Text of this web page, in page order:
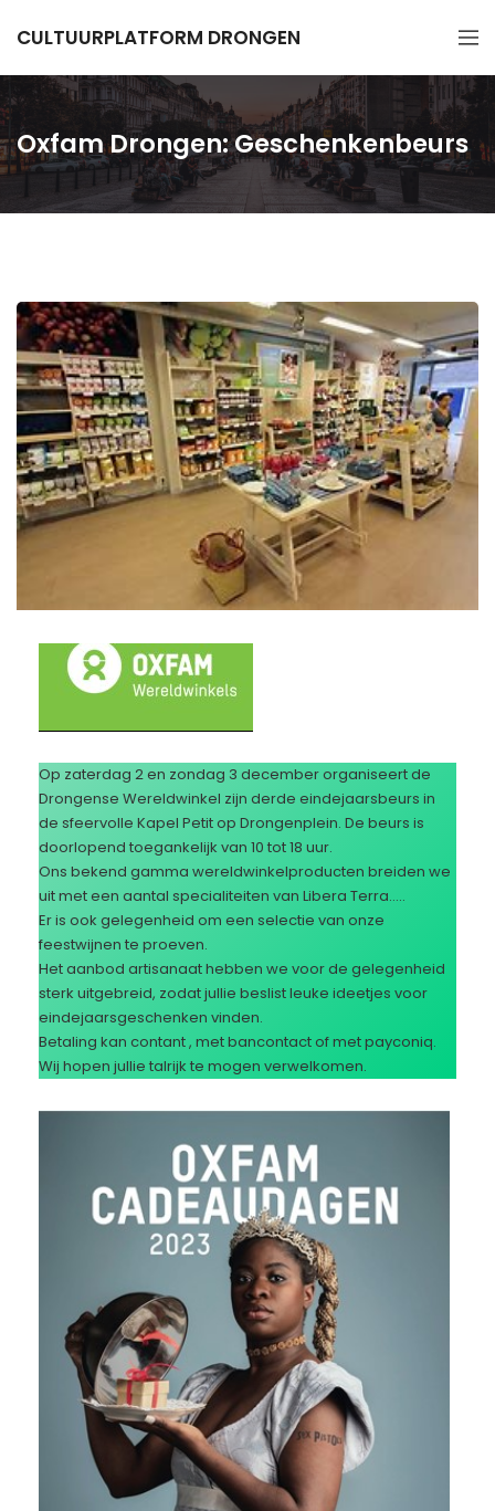
CULTUURPLATFORM DRONGEN
Oxfam Drongen: Geschenkenbeurs
Op zaterdag 2 en zondag 3 december organiseert de
Drongense Wereldwinkel zijn derde eindejaarsbeurs in
de sfeervolle Kapel Petit op Drongenplein. De beurs is
doorlopend toegankelijk van 10 tot 18 uur.
Ons bekend gamma wereldwinkelproducten breiden we
uit met een aantal specialiteiten van Libera Terra…..
Er is ook gelegenheid om een selectie van onze
feestwijnen te proeven.
Het aanbod artisanaat hebben we voor de gelegenheid
sterk uitgebreid, zodat jullie beslist leuke ideetjes voor
eindejaarsgeschenken vinden.
Betaling kan contant , met bancontact of met payconiq.
Wij hopen jullie talrijk te mogen verwelkomen.